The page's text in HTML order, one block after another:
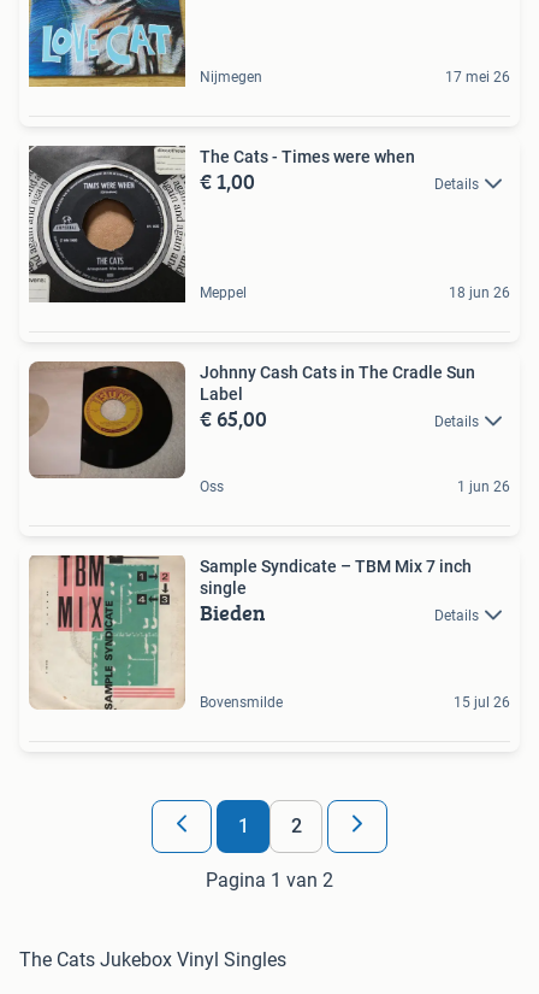
Nijmegen 17 mei 26
The Cats - Times were when
€ 1,00 Details
Meppel 18 jun 26
Johnny Cash Cats in The Cradle Sun
Label
€ 65,00 Details
Oss 1 jun 26
Sample Syndicate – TBM Mix 7 inch
single
Bieden Details
Bovensmilde 15 jul 26
1 2
Pagina 1 van 2
The Cats Jukebox Vinyl Singles